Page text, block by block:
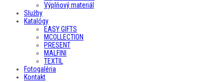
Výplňový materiál
Služby
Katalógy
EASY GIFTS
MCOLLECTION
PRESENT
MALFINI
TEXTIL
Fotogaléria
Kontakt